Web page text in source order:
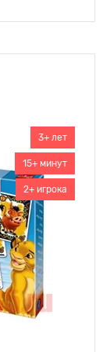
3+ лет
15+ минут
2+ игрока